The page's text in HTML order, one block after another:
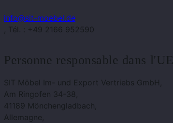
info@sit-moebel.de
, Tél. : +49 2166 952590
Personne responsable dans l'UE
SIT Möbel Im- und Export Vertriebs GmbH,
Am Ringofen 34-38,
41189 Mönchengladbach,
Allemagne,